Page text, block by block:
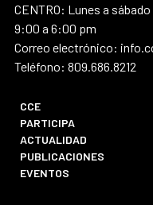
CENTRO: Lunes a
9:00 a 6:00 pm
Correo electrónico:
Teléfono: 809.686.8212
CCE
PARTICIPA
ACTUALIDAD
PUBLICACIONES
EVENTOS